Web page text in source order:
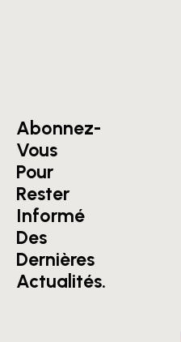
Abonnez-
Vous
Pour
Rester
Informé
Des
Dernières
Actualités.